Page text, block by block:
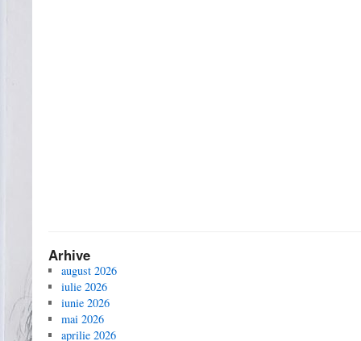
Arhive
august 2026
iulie 2026
iunie 2026
mai 2026
aprilie 2026